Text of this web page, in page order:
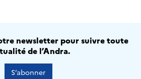
newsletter pour suivre toute
de l’Andra.
S’abonner